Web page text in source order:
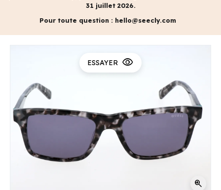
31 juillet 2026.
Pour toute question : hello@seecly.com
zoom_in
ESSAYER visibility